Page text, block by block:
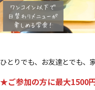
ひとりでも、お友達とでも、
★ご参加の方に最大1500